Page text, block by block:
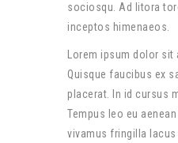
sociosqu. Ad litora
inceptos himenaeos.
Lorem ipsum dolor
Quisque faucibus ex
placerat. In id cursus
Tempus leo eu
vivamus fringilla lacus